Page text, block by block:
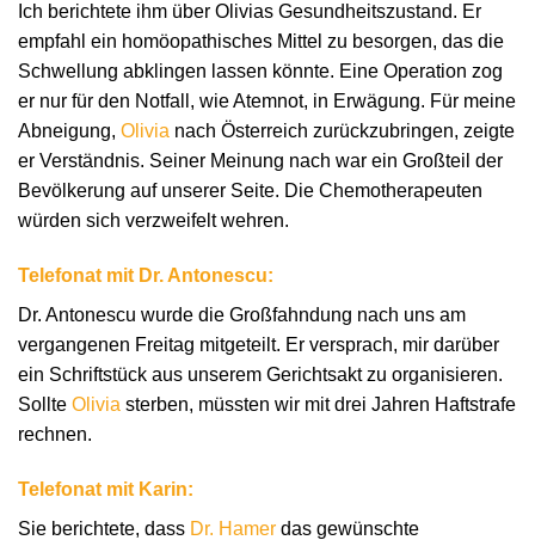
Ich berichtete ihm über Olivias Gesundheitszustand. Er
empfahl ein homöopathisches Mittel zu besorgen, das die
Schwellung abklingen lassen könnte. Eine Operation zog
er nur für den Notfall, wie Atemnot, in Erwägung. Für meine
Abneigung, Olivia nach Österreich zurückzubringen, zeigte
er Verständnis. Seiner Meinung nach war ein Großteil der
Bevölkerung auf unserer Seite. Die Chemotherapeuten
würden sich verzweifelt wehren.
Telefonat mit Dr. Antonescu:
Dr. Antonescu wurde die Großfahndung nach uns am
vergangenen Freitag mitgeteilt. Er versprach, mir darüber
ein Schriftstück aus unserem Gerichtsakt zu organisieren.
Sollte Olivia sterben, müssten wir mit drei Jahren Haftstrafe
rechnen.
Telefonat mit Karin:
Sie berichtete, dass Dr. Hamer das gewünschte